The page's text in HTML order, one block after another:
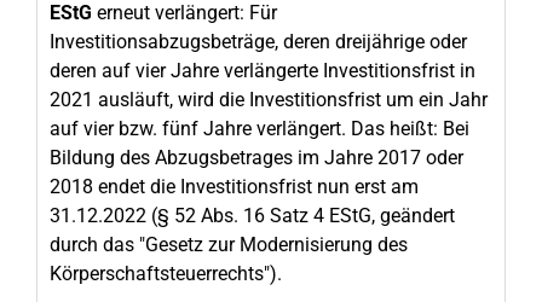
EStG erneut verlängert: Für
Investitionsabzugsbeträge, deren dreijährige oder
deren auf vier Jahre verlängerte Investitionsfrist in
2021 ausläuft, wird die Investitionsfrist um ein Jahr
auf vier bzw. fünf Jahre verlängert. Das heißt: Bei
Bildung des Abzugsbetrages im Jahre 2017 oder
2018 endet die Investitionsfrist nun erst am
31.12.2022 (§ 52 Abs. 16 Satz 4 EStG, geändert
durch das "Gesetz zur Modernisierung des
Körperschaftsteuerrechts").